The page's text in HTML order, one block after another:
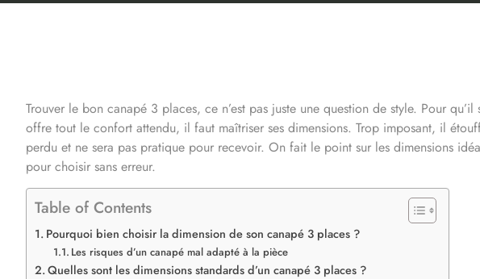
Trouver le bon canapé 3 places, ce n’est pas juste une question de style. Pour
offre tout le confort attendu, il faut maîtriser ses dimensions. Trop imposant, il
perdu et ne sera pas pratique pour recevoir. On fait le point sur les dimensions
pour choisir sans erreur.
Table of Contents
Pourquoi bien choisir la dimension de son canapé 3 places ?
Les risques d’un canapé mal adapté à la pièce
Quelles sont les dimensions standards d’un canapé 3 places ?